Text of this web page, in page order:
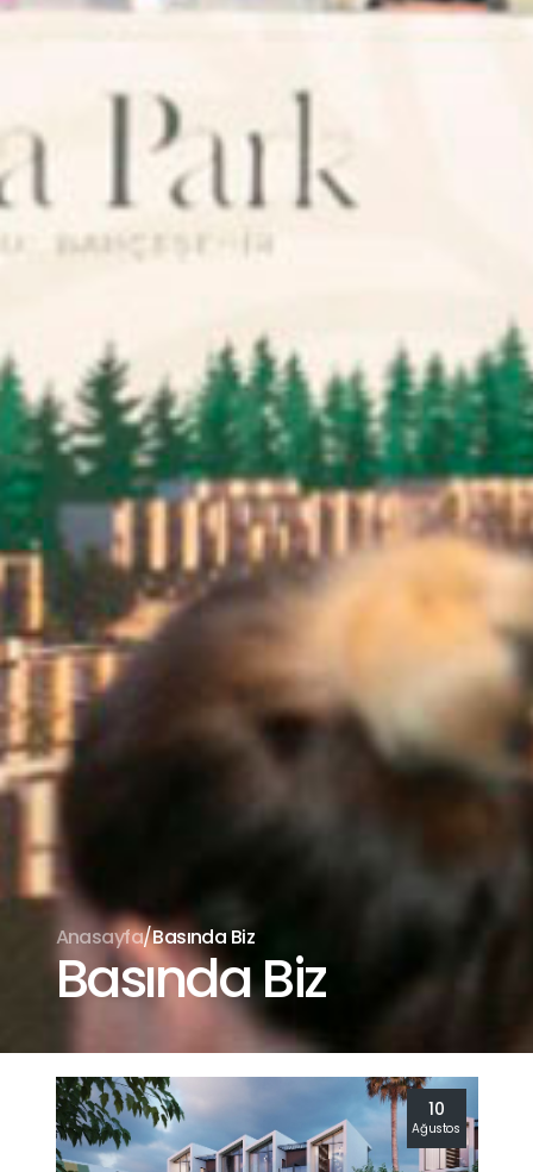
Anasayfa/Basında Biz
Basında Biz
10
Ağustos
Aramak istediğiniz ürünü aşağıya
yazabilirsiniz